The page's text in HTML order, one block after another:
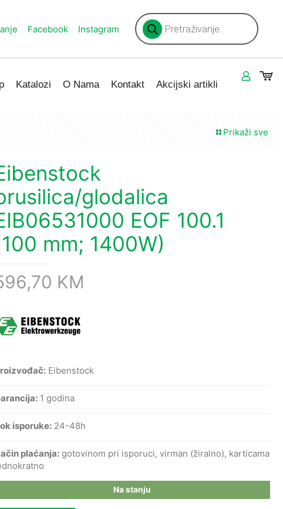
Facebook Instagram
Products
search
Katalozi O Nama Kontakt Akcijski artikli
Prikaži sve
glodalica
EOF 100.1
mm; 1400W)
KM
Eibenstock
1 godina
isporuke: 24-48h
plaćanja: gotovinom pri isporuci, virman (žiralno), karticama
Na stanju